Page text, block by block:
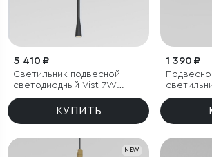
5 410 ₽
Светильник подвесной
светодиодный Vist 7W
3000K черный
КУПИТЬ
1 390 ₽
NEW